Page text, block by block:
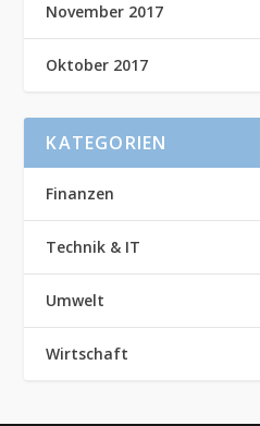
November 2017
Oktober 2017
KATEGORIEN
Finanzen
Technik & IT
Umwelt
Wirtschaft